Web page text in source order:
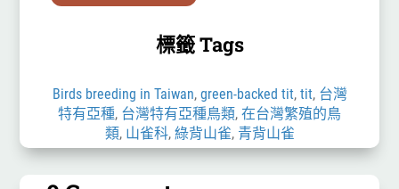
灣...
標籤 Tags
Birds breeding in Taiwan, green-backed tit, tit, 台灣
特有亞種, 台灣特有亞種鳥類, 在台灣繁殖的鳥
類, 山雀科, 綠背山雀, 青背山雀